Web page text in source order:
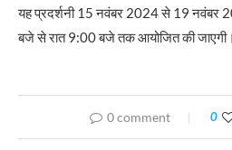
यह प्रदर्शनी 15 नवंबर 2024 से 19 नवंबर
बजे से रात 9:00 बजे तक आयोजित की जाएगी।
0 comment 0